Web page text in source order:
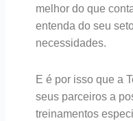
melhor do que
entenda do seu
necessidades.
E é por isso que a
seus parceiros a
treinamentos